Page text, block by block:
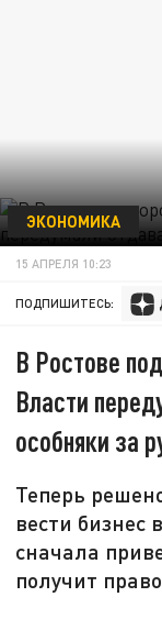
ЭКОНОМИКА
15 АПРЕЛЯ 10:23
ПОДПИШИТЕСЬ:
В Ростове
Власти
особняки за
Теперь
вести бизнес
сначала
получит